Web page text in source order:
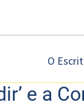
O
e a